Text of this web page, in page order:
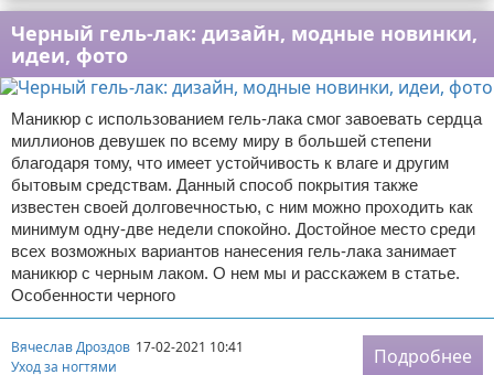
Черный гель-лак: дизайн, модные новинки,
идеи, фото
Маникюр с использованием гель-лака смог завоевать сердца
миллионов девушек по всему миру в большей степени
благодаря тому, что имеет устойчивость к влаге и другим
бытовым средствам. Данный способ покрытия также
известен своей долговечностью, с ним можно проходить как
минимум одну-две недели спокойно. Достойное место среди
всех возможных вариантов нанесения гель-лака занимает
маникюр с черным лаком. О нем мы и расскажем в статье.
Особенности черного
Вячеслав Дроздов 17-02-2021 10:41
Уход за ногтями
Подробнее